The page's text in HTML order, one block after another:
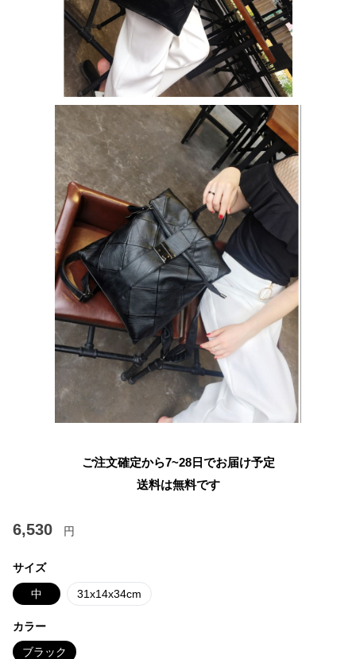
ご注文確定から7~28日でお届け予定
送料は無料です
6,530 円
サイズ
中 31x14x34cm
カラー
ブラック